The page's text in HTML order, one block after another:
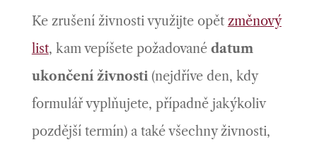
Ke zrušení živnosti využijte opět změnový
list, kam vepíšete požadované datum
ukončení živnosti(nejdříve den, kdy
formulář vyplňujete, případně jakýkoliv
pozdější termín) a také všechny živnosti,